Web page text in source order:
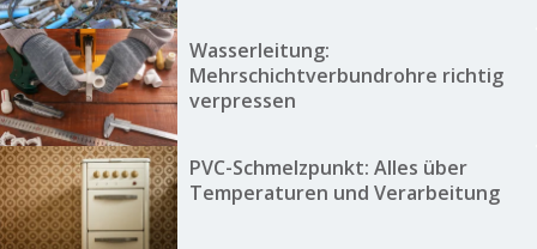
Wasserleitung:
Mehrschichtverbundrohre richtig
verpressen
PVC-Schmelzpunkt: Alles über
Temperaturen und Verarbeitung